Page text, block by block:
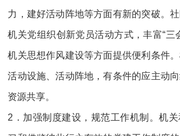
力，建好活动阵地等方面有新的突破。
机关党组织创新党员活动方式，丰富“三
机关思想作风建设等方面提供便利条件
活动设施、活动阵地，有条件的应主动
资源共享。
2．加强制度建设，规范工作机制。机